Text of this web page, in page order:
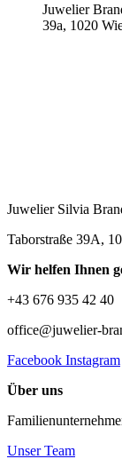
Juwelier
39a, 1020
Juwelier Silvia
Taborstraße 39A,
Wir helfen Ihnen
+43 676 935 42 40
office@juwelier-
Facebook Instagram
Über uns
Unser Team